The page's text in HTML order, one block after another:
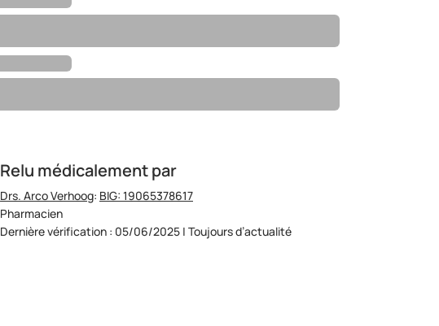
Relu médicalement par
Drs. Arco Verhoog: BIG: 19065378617
Pharmacien
Dernière vérification : 05/06/2025 | Toujours d’actualité